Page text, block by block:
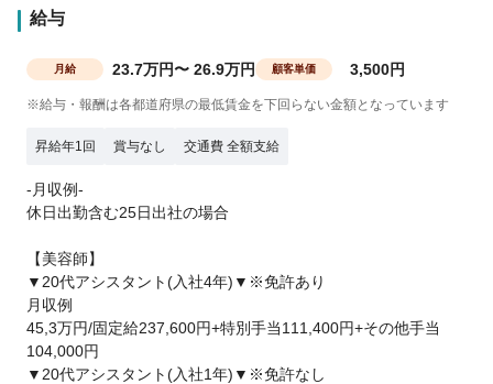
給与
月給 23.7万円〜 26.9万円 顧客単価 3,500円
※給与・報酬は各都道府県の最低賃金を下回らない金額となっています
昇給年1回 賞与なし 交通費 全額支給
-月収例-
休日出勤含む25日出社の場合
【美容師】
▼20代アシスタント(入社4年)▼※免許あり
月収例
45,3万円/固定給237,600円+特別手当111,400円+その他手当
104,000円
▼20代アシスタント(入社1年)▼※免許なし